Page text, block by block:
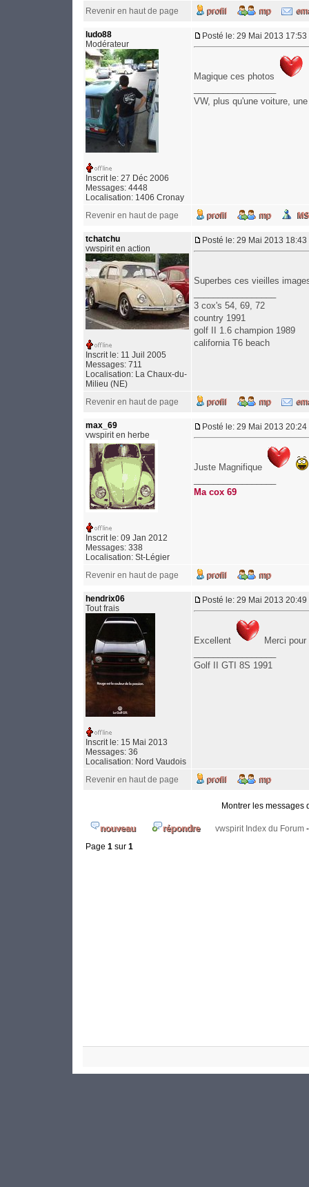
Revenir en haut de page
ludo88
Modérateur
Inscrit le: 27 Déc 2006
Messages: 4448
Localisation: 1406 Cronay
Posté le: 29 Mai 2013 17:53
Magique ces photos
VW, plus qu'une voiture,
Revenir en haut de page
tchatchu
vwspirit en action
Inscrit le: 11 Juil 2005
Messages: 711
Localisation: La Chaux-du-
Milieu (NE)
Posté le: 29 Mai 2013 18:43
Superbes ces vieilles
3 cox's 54, 69, 72
country 1991
golf II 1.6 champion 1989
california T6 beach
Revenir en haut de page
max_69
vwspirit en herbe
Inscrit le: 09 Jan 2012
Messages: 338
Localisation: St-Légier
Posté le: 29 Mai 2013 20:24
Juste Magnifique
Ma cox 69
Revenir en haut de page
hendrix06
Tout frais
Inscrit le: 15 Mai 2013
Messages: 36
Localisation: Nord Vaudois
Posté le: 29 Mai 2013 20:49
Excellent
Merci
Golf II GTI 8S 1991
Revenir en haut de page
Montrer les messages
vwspirit Index du Forum
Page 1 sur 1